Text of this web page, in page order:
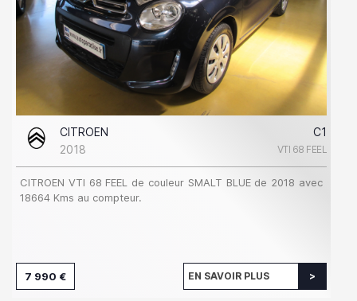
CITROEN
C1
2018
VTI 68 FEEL
CITROEN VTI 68 FEEL de couleur SMALT BLUE de 2018 avec
18664 Kms au compteur.
7 990 € EN SAVOIR PLUS